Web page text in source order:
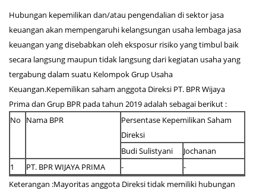
Hubungan kepemilikan dan/atau pengendalian di sektor jasa
keuangan akan mempengaruhi kelangsungan usaha lembaga jasa
keuangan yang disebabkan oleh eksposur risiko yang timbul baik
secara langsung maupun tidak langsung dari kegiatan usaha yang
tergabung dalam suatu Kelompok Grup Usaha
Keuangan.Kepemilikan saham anggota Direksi PT. BPR Wijaya
Prima dan Grup BPR pada tahun 2019 adalah sebagai berikut :
No
Nama BPR
Persentase Kepemilikan Saham
Direksi
Budi Sulistyani
Jochanan
1
PT. BPR WIJAYA PRIMA -
-
Keterangan :Mayoritas anggota Direksi tidak memiliki hubungan